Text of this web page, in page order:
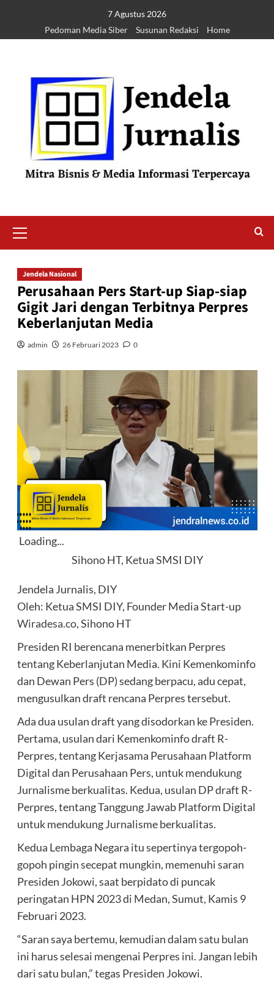
7 Agustus 2026
Pedoman Media Siber
Susunan Redaksi Home
Jendela Nasional
Perusahaan Pers Start-up Siap-siap
Gigit Jari dengan Terbitnya Perpres
Keberlanjutan Media
admin 26 Februari 2023 0
Loading...
Sihono HT, Ketua SMSI DIY
Jendela Jurnalis, DIY
Oleh: Ketua SMSI DIY, Founder Media Start-up
Wiradesa.co, Sihono HT
Presiden RI berencana menerbitkan Perpres
tentang Keberlanjutan Media. Kini Kemenkominfo
dan Dewan Pers (DP) sedang berpacu, adu cepat,
mengusulkan draft rencana Perpres tersebut.
Ada dua usulan draft yang disodorkan ke Presiden.
Pertama, usulan dari Kemenkominfo draft R-
Perpres, tentang Kerjasama Perusahaan Platform
Digital dan Perusahaan Pers, untuk mendukung
Jurnalisme berkualitas. Kedua, usulan DP draft R-
Perpres, tentang Tanggung Jawab Platform Digital
untuk mendukung Jurnalisme berkualitas.
Kedua Lembaga Negara itu sepertinya tergopoh-
gopoh pingin secepat mungkin, memenuhi saran
Presiden Jokowi, saat berpidato di puncak
peringatan HPN 2023 di Medan, Sumut, Kamis 9
Februari 2023.
“Saran saya bertemu, kemudian dalam satu bulan
ini harus selesai mengenai Perpres ini. Jangan lebih
dari satu bulan,” tegas Presiden Jokowi.